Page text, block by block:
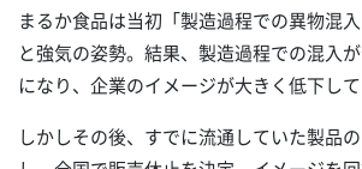
まるか食品は当初「製造過程での異物混入
と強気の姿勢。結果、製造過程での混入
になり、企業のイメージが大きく低下して
しかしその後、すでに流通していた製品